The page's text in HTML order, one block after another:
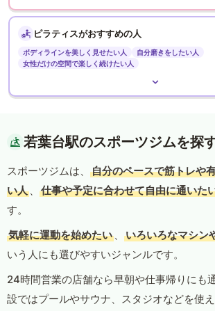
ピラティスがおすすめの人
ボディラインを美しく見せたい人
自分磨きをしたい人
女性だけの空間で楽しく続けたい人
若葉台駅のスポーツジムを探
スポーツジムは、
自分のペースで筋トレや
い人 、 仕事や予定に合わせて自由に通いた
す。
気軽に運動を始めたい 、 いろいろなマシン
いう人にも選びやすいジャンルです。
24時間営業の店舗なら早朝や仕事帰りにも
設ではプールやサウナ、スタジオなどを使